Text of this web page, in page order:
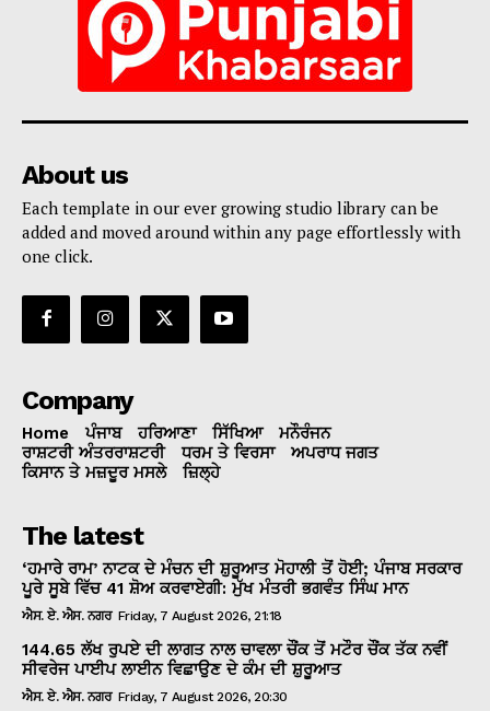
About us
Each template in our ever growing studio library can be
added and moved around within any page effortlessly with
one click.
Company
Home ਪੰਜਾਬ ਹਰਿਆਣਾ ਸਿੱਖਿਆ
ਮਨੌਰੰਜਨ
ਰਾਸ਼ਟਰੀ ਅੰਤਰਰਾਸ਼ਟਰੀ
ਧਰਮ ਤੇ ਵਿਰਸਾ
ਅਪਰਾਧ ਜਗਤ
ਕਿਸਾਨ ਤੇ ਮਜ਼ਦੂਰ ਮਸਲੇ
ਜ਼ਿਲ੍ਹੇ
The latest
‘ਹਮਾਰੇ ਰਾਮ’ ਨਾਟਕ ਦੇ ਮੰਚਨ ਦੀ ਸ਼ੁਰੂਆਤ ਮੋਹਾਲੀ ਤੋਂ ਹੋਈ; ਪੰਜਾਬ ਸਰਕਾਰ
ਪੂਰੇ ਸੂਬੇ ਵਿੱਚ 41 ਸ਼ੋਅ ਕਰਵਾਏਗੀ: ਮੁੱਖ ਮੰਤਰੀ ਭਗਵੰਤ ਸਿੰਘ ਮਾਨ
ਐਸ. ਏ. ਐਸ. ਨਗਰ Friday, 7 August 2026, 21:18
144.65 ਲੱਖ ਰੁਪਏ ਦੀ ਲਾਗਤ ਨਾਲ ਚਾਵਲਾ ਚੌਂਕ ਤੋਂ ਮਟੌਰ ਚੌਂਕ ਤੱਕ ਨਵੀਂ
ਸੀਵਰੇਜ ਪਾਈਪ ਲਾਈਨ ਵਿਛਾਉਣ ਦੇ ਕੰਮ ਦੀ ਸ਼ੁਰੂਆਤ
ਐਸ. ਏ. ਐਸ. ਨਗਰ Friday, 7 August 2026, 20:30